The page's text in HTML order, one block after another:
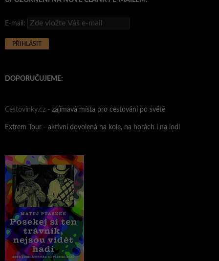
E-mail:
DOPORUČUJEME:
Cestovinky.cz - zajímavá místa pro cestování po světě
Extrem Tour - aktivní dovolená na kole, na horách i na lodi